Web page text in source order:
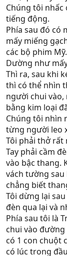
Chúng tôi nhấc
tiếng động.
Phía sau đó có
mấy miếng
các bộ phim Mỹ.
Dường như
Thì ra, sau khi
thì có thể nhìn
người chui
bằng kim loại
Chúng tôi nhìn
từng người leo
Tôi phải thở rất
Tay phải cầm
vào bậc thang.
vách tường
chẳng biết
Tôi dừng lại
đèn qua lại và
Phía sau tôi là
chui vào
có 1 con chuột
có lúc trong